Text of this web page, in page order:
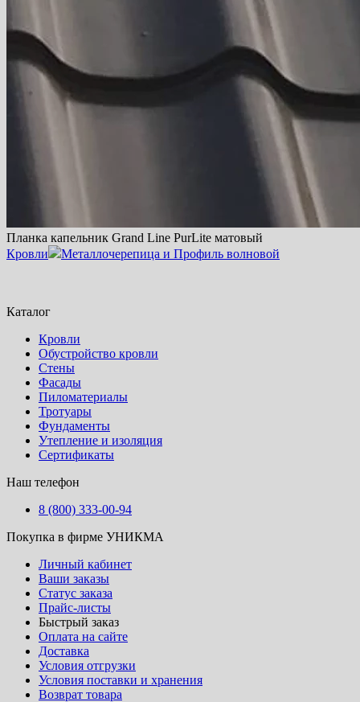
Планка капельник Grand Line PurLite матовый
Кровли
Металлочерепица и Профиль волновой
Каталог
Кровли
Обустройство кровли
Стены
Фасады
Пиломатериалы
Тротуары
Фундаменты
Утепление и изоляция
Сертификаты
Наш телефон
8 (800) 333-00-94
Покупка в фирме УНИКМА
Личный кабинет
Ваши заказы
Статус заказа
Прайс-листы
Быстрый заказ
Оплата на сайте
Доставка
Условия отгрузки
Условия поставки и хранения
Возврат товара